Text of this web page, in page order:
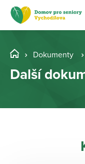
Dokumenty
Další